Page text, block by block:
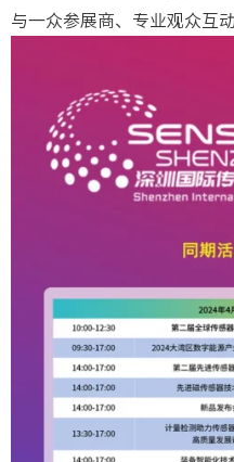
与一众参展商、专业观众互动